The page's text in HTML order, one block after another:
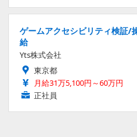
ゲームアクセシビリティ検証/
給
Yts株式会社
東京都
月給31万5,100円～60万円
正社員